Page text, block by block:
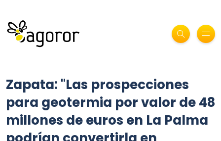
Zapata: "Las prospecciones
para geotermia por valor de 48
millones de euros en La Palma